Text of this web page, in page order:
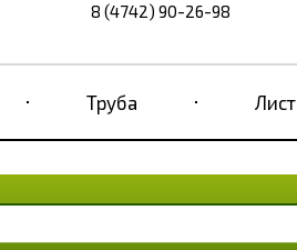
8 (4742) 90-26-98
Труба Лист